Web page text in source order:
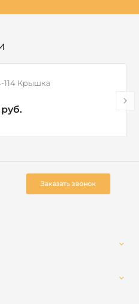
114 Крышка
руб.
Заказать звонок